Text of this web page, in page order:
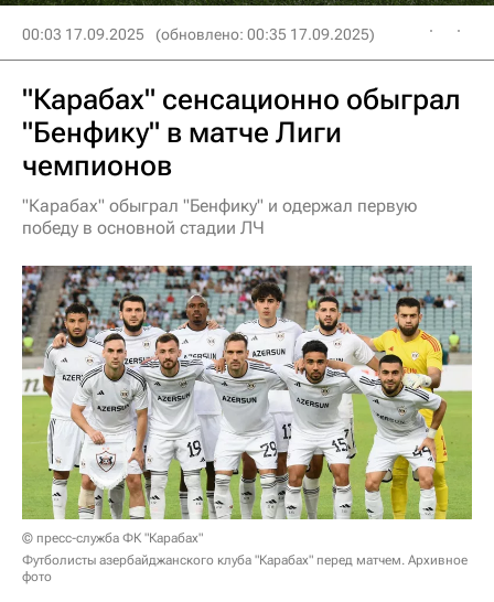
00:03 17.09.2025 (обновлено: 00:35 17.09.2025)
"Карабах" сенсационно обыграл
"Бенфику" в матче Лиги
чемпионов
"Карабах" обыграл "Бенфику" и одержал первую
победу в основной стадии ЛЧ
© пресс-служба ФК "Карабах"
Футболисты азербайджанского клуба "Карабах" перед матчем. Архивное
фото